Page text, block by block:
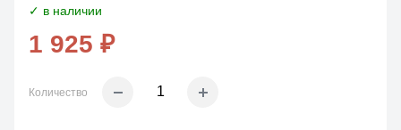
✓ в наличии
1 925 ₽
Количество